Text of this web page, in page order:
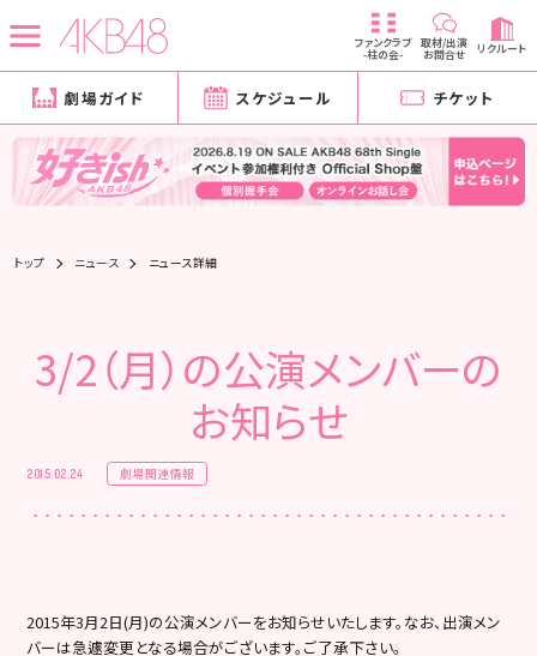
ファンクラブ
-柱の会-
取材/出演
お問合せ リクルート
劇場ガイド スケジュール チケット
トップ ニュース ニュース詳細
3/2（月）の公演メンバーの
お知らせ
2015.02.24 劇場関連情報
2015年3月2日(月)の公演メンバーをお知らせいたします。なお、出演メン
バーは急遽変更となる場合がございます。ご了承下さい。